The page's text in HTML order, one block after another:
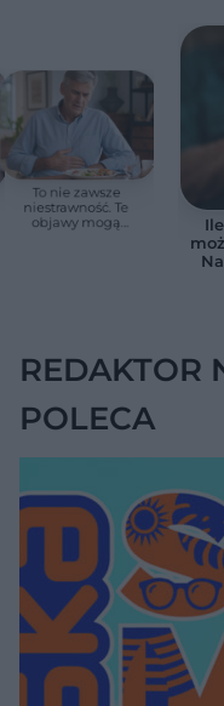
To nie zawsze
niestrawność. Te
objawy mogą
REDAKTOR
POLECA